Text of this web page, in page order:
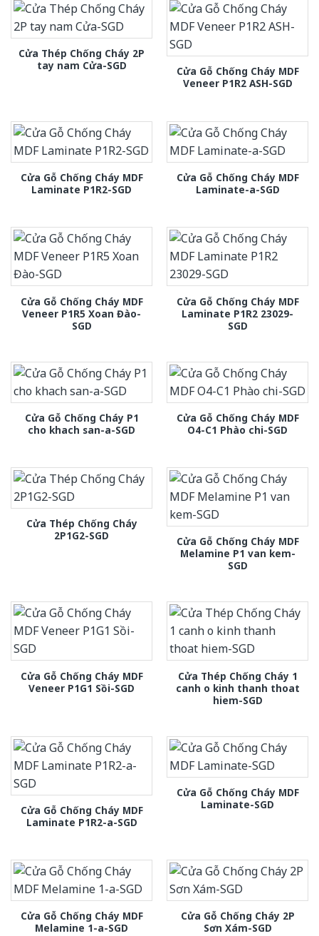
Cửa Thép Chống Cháy 2P
tay nam Cửa-SGD
Cửa Gỗ Chống Cháy MDF
Veneer P1R2 ASH-SGD
Cửa Gỗ Chống Cháy MDF
Laminate P1R2-SGD
Cửa Gỗ Chống Cháy MDF
Laminate-a-SGD
Cửa Gỗ Chống Cháy MDF
Veneer P1R5 Xoan Đào-
SGD
Cửa Gỗ Chống Cháy MDF
Laminate P1R2 23029-
SGD
Cửa Gỗ Chống Cháy P1
cho khach san-a-SGD
Cửa Gỗ Chống Cháy MDF
O4-C1 Phào chi-SGD
Cửa Thép Chống Cháy
2P1G2-SGD
Cửa Gỗ Chống Cháy MDF
Melamine P1 van kem-
SGD
Cửa Gỗ Chống Cháy MDF
Veneer P1G1 Sồi-SGD
Cửa Thép Chống Cháy 1
canh o kinh thanh thoat
hiem-SGD
Cửa Gỗ Chống Cháy MDF
Laminate P1R2-a-SGD
Cửa Gỗ Chống Cháy MDF
Laminate-SGD
Cửa Gỗ Chống Cháy MDF
Melamine 1-a-SGD
Cửa Gỗ Chống Cháy 2P
Sơn Xám-SGD